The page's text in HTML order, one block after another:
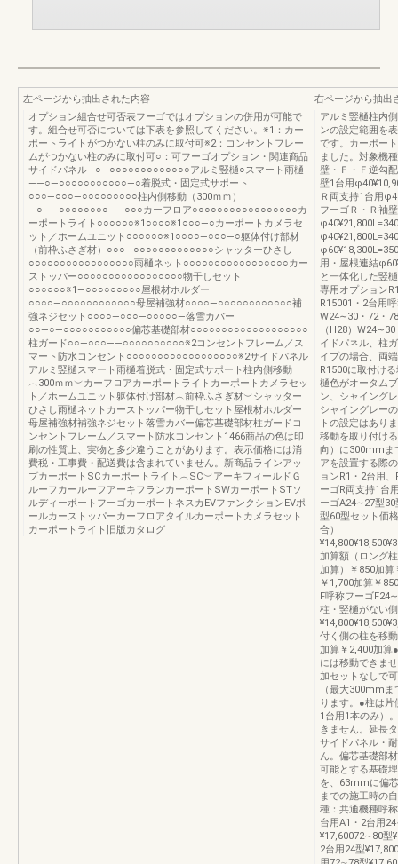
左ページから抽出された内容
オプション組合せ可否表フーゴではオプションの併用が可能で
す。組合せ可否については下表を参照してください。※1：カー
ポートライトがつかない柱のみに取付可※2：コンセントフレー
ムがつかない柱のみに取付可○：可フーゴオプション・関連商品
サイドパネル―○―○○○○○○○○○○○○○アルミ竪樋○スマート雨樋
――○―○○○○○○○○○○○―○着脱式・固定式サポート
○○○―○○○―○○○○○○○○○柱内側移動（300ｍｍ）
―○――○○○○○○○○――○○○カーフロア○○○○○○○○○○○○○○○○○カ
ーポートライト○○○○○○※1○○○○※1○○○―○カーポートカメラセ
ット／ホームユニット○○○○○○※1○○○○―○○○―○躯体付け部材
（前枠ふさぎ材）○○○―○○○○○○○○○○○○○シャッターひさし
○○○○○○○○○○○○○○○○○雨樋ネット○○○○○○○○○○○○○○○○○カー
ストッパー○○○○○○○○○○○○○○○○○物干しセット
○○○○○○※1―○○○○○○○○○屋根材ホルダー
○○○○―○○○○○○○○○○○○母屋補強材○○○○―○○○○○○○○○○○○補
強ネジセット○○○○―○○○―○○○○○―落雪カバー
○○―○―○○○○○○○○○○○偏芯基礎部材○○○○○○○○○○○○○○○○○○○
柱ガード○○―○○○――○○○○○○○○○○※2コンセントフレーム／ス
マート防水コンセント○○○○○○○○○○○○○○○○○○※2サイドパネル
アルミ竪樋スマート雨樋着脱式・固定式サポート柱内側移動
︵300ｍｍ︶カーフロアカーポートライトカーポートカメラセッ
ト／ホームユニット躯体付け部材︵前枠ふさぎ材︶シャッター
ひさし雨樋ネットカーストッパー物干しセット屋根材ホルダー
母屋補強材補強ネジセット落雪カバー偏芯基礎部材柱ガードコ
ンセントフレーム／スマート防水コンセント1466商品の色は印
刷の性質上、実物と多少違うことがあります。表示価格には消
費税・工事費・配送費は含まれていません。新商品ラインアッ
プカーポートSCカーポートライト︵SC︶アーキフィールドＧ
ルーフカールーフアーキフランカーポートSWカーポートSTソ
ルディーポートフーゴカーポートネスカEVファンクションEVポ
ールカーストッパーカーフロアタイルカーポートカメラセット
カーポートライト旧版カタログ
右ページから抽出
アルミ竪樋柱内
ンの設定範囲を
です。カーポー
ました。対象機
壁・Ｆ・Ｆ逆勾
壁1台用
Ｒ両支持1台用
フーゴＲ・Ｒ袖
用・屋根連結
と一体化した竪
専用オプション
R15001・2台用
W24∼30・72・
（H28）
イドパネル、柱
イプの場合、両
R1500に取付け
樋色がオータム
ン、シャイング
シャイングレー
トの設定はあり
移動を取り付け
向）に300mmま
アを設置する際
ョンR1・2台用
ーゴR両支持1台
ーゴA24∼27型
型60型セット価
合）
加算額（ロング
加算）￥850加算
￥1,700加算￥
F呼称フーゴ
柱・竪樋がない
付く側の柱を移
加算￥2,400加算
には移動できま
加セットなしで
（最大300mm
ります。●柱は
1台用1本のみ）
きません。延長
サイドパネル・
ん。偏芯基礎部
可能とする基礎
を、63mmに偏
までの施工時の
種：共通機種呼
台用A1・2台用
¥17,60072∼80型
2台用24型